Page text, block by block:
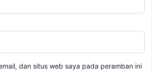
dan situs web saya pada peramban ini